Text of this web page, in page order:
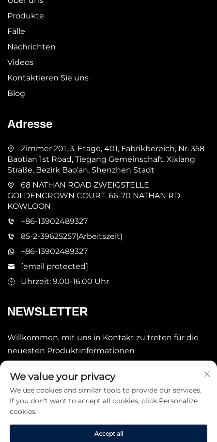
Produkte
Fälle
Nachrichten
Videos
Kontaktieren Sie uns
Blog
Adresse
Zimmer 201, 3. Etage, 401, Fabrikbereich, Nr. 358
Baotian 1st Road, Tiegang Gemeinschaft, Xixiang
Straße, Bezirk Bao'an, Shenzhen Stadt
68 NATHAN ROAD ZWEIGSTELLE
GOLDENCROWN COURT. 66-70 NATHAN RD.
KOWLOON
+86-13902489327
85-2-39625257(Arbeitszeit)
+86-13902489327
[email protected]
Uhrzeit: 9.00-16.00 Uhr
NEWSLETTER
Willkommen, mit uns in Kontakt zu treten für die
neuesten Produktinformationen
We value your privacy
We use cookies and similar tools to provide our services.
If you don't want to accept all cookies, click Personalize
cookies.
Accept all